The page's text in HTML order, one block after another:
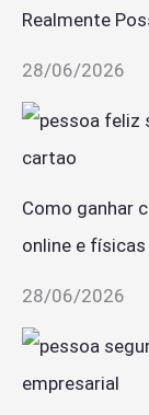
Realmente
28/06/2026
Como ganhar
online e físicas
28/06/2026